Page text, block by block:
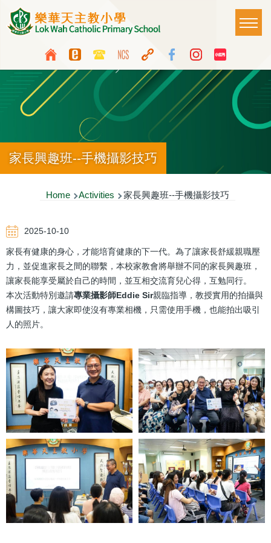
Skip to main content
Top
Media
Icon
Button
Language
switcher
Main
家長興趣班--手機攝影技巧
Breadcrumb
Home Activities 家長興趣班--手機攝影技巧
2025-10-10
家長有健康的身心，才能培育健康的下一代。為了讓家長舒緩親職壓
力，並促進家長之間的聯繫，本校家教會將舉辦不同的家長興趣班，
讓家長能享受屬於自己的時間，並互相交流育兒心得，互勉同行。
本次活動特別邀請專業攝影師Eddie Sir親臨指導，教授實用的拍攝與
構圖技巧，讓大家即使沒有專業相機，只需使用手機，也能拍出吸引
人的照片。